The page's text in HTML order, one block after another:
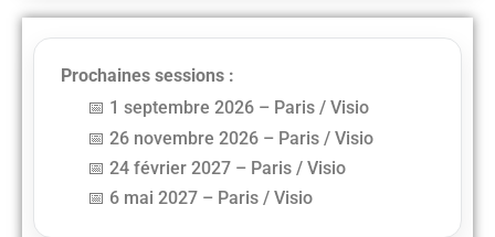
Prochaines sessions :
1 septembre 2026 – Paris / Visio
26 novembre 2026 – Paris / Visio
24 février 2027 – Paris / Visio
6 mai 2027 – Paris / Visio